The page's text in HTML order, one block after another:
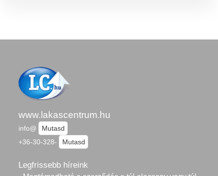
www.lakascentrum.hu
info@
Mutasd
+36-30-328-
Mutasd
Legfrissebb híreink